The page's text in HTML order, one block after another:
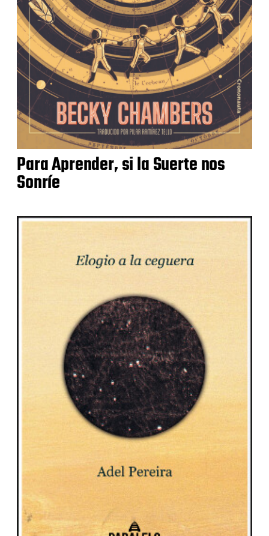
Para Aprender, si la Suerte nos
Sonríe